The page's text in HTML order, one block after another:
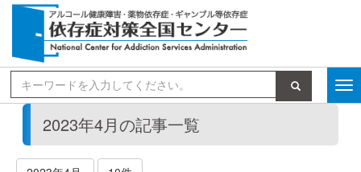
検索
2023年4月の記事一覧